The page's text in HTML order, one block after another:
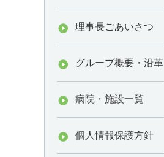
理事長ごあいさつ
グループ概要・沿革
病院・施設一覧
個人情報保護方針